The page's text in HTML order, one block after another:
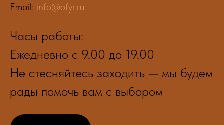
Email: info@ofyr.ru
Часы работы:
Ежедневно с 9.00 до 19.00
Не стесняйтесь заходить — мы будем
рады помочь вам с выбором